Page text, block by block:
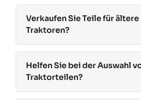
Verkaufen Sie Teile für ältere
Traktoren?
Helfen Sie bei der Auswahl
Traktorteilen?